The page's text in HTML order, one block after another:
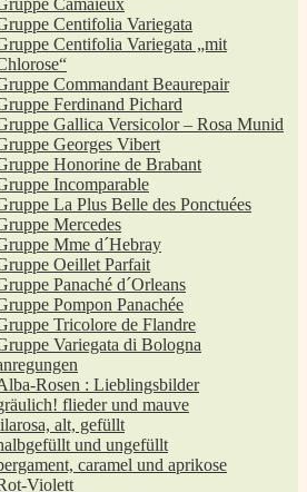
Camaieux
Centifolia Variegata
Centifolia Variegata „mit
Commandant Beaurepair
Ferdinand Pichard
Gallica Versicolor – Rosa Munid
Georges Vibert
Honorine de Brabant
Incomparable
La Plus Belle des Ponctuées
Mercedes
Mme d´Hebray
Oeillet Parfait
Panaché d´Orleans
Pompon Panachée
Tricolore de Flandre
Variegata di Bologna
Rosen : Lieblingsbilder
flieder und mauve
alt, gefüllt
und ungefüllt
caramel und aprikose
Violett